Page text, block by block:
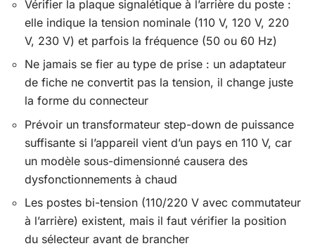
Vérifier la plaque signalétique à l’arrière du poste :
elle indique la tension nominale (110 V, 120 V, 220
V, 230 V) et parfois la fréquence (50 ou 60 Hz)
Ne jamais se fier au type de prise : un adaptateur
de fiche ne convertit pas la tension, il change juste
la forme du connecteur
Prévoir un transformateur step-down de puissance
suffisante si l’appareil vient d’un pays en 110 V, car
un modèle sous-dimensionné causera des
dysfonctionnements à chaud
Les postes bi-tension (110/220 V avec commutateur
à l’arrière) existent, mais il faut vérifier la position
du sélecteur avant de brancher